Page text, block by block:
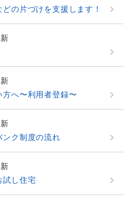
の片づけを支援します！
へ〜利用者登録〜
ンク制度の流れ
試し住宅